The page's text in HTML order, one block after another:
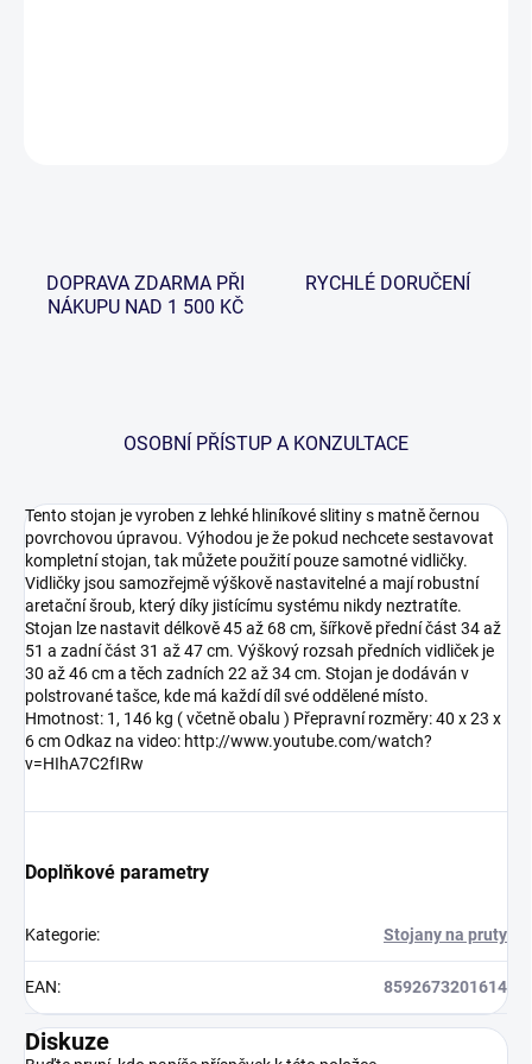
DOPRAVA ZDARMA PŘI
NÁKUPU NAD 1 500 KČ
RYCHLÉ DORUČENÍ
OSOBNÍ PŘÍSTUP A KONZULTACE
Tento stojan je vyroben z lehké hliníkové slitiny s matně černou
povrchovou úpravou. Výhodou je že pokud nechcete sestavovat
kompletní stojan, tak můžete použití pouze samotné vidličky.
Vidličky jsou samozřejmě výškově nastavitelné a mají robustní
aretační šroub, který díky jistícímu systému nikdy neztratíte.
Stojan lze nastavit délkově 45 až 68 cm, šířkově přední část 34 až
51 a zadní část 31 až 47 cm. Výškový rozsah předních vidliček je
30 až 46 cm a těch zadních 22 až 34 cm. Stojan je dodáván v
polstrované tašce, kde má každí díl své oddělené místo.
Hmotnost: 1, 146 kg ( včetně obalu ) Přepravní rozměry: 40 x 23 x
6 cm Odkaz na video: http://www.youtube.com/watch?
v=HIhA7C2fIRw
Doplňkové parametry
Kategorie: Stojany na pruty
EAN: 8592673201614
Diskuze